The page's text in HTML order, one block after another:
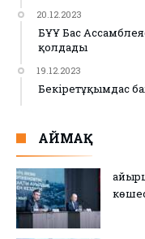
20.12.2023
БҰҰ Бас
қолдады
19.12.2023
Бекіретұқымдас
АЙМАҚ